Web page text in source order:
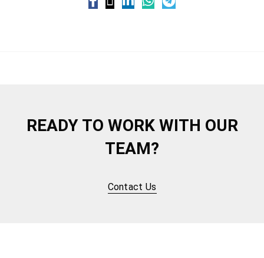
READY TO WORK WITH OUR
TEAM?
Contact Us